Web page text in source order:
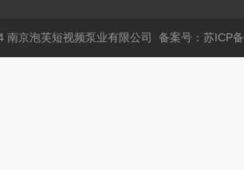
南京泡芙短视频泵业有限公司 备案号：苏